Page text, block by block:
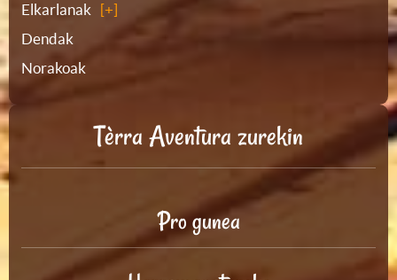
Elkarlanak
Dendak
Norakoak
Tèrra Aventura zurekin
Pro gunea